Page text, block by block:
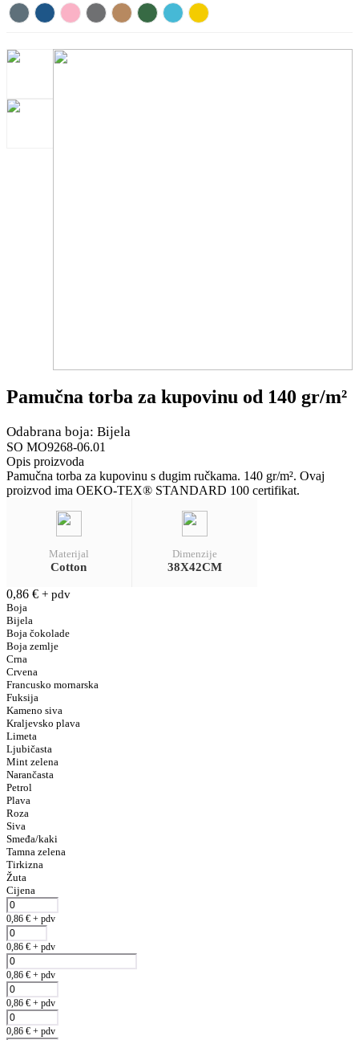
Pamučna torba za kupovinu od 140 gr/m²
Odabrana boja: Bijela
SO MO9268-06.01
Opis proizvoda
Pamučna torba za kupovinu s dugim ručkama. 140 gr/m². Ovaj
proizvod ima OEKO-TEX® STANDARD 100 certifikat.
Materijal
Cotton
Dimenzije
38X42CM
0,86 € + pdv
Boja
Bijela
Boja čokolade
Boja zemlje
Crna
Crvena
Francusko mornarska
Fuksija
Kameno siva
Kraljevsko plava
Limeta
Ljubičasta
Mint zelena
Narančasta
Petrol
Plava
Roza
Siva
Smeđa/kaki
Tamna zelena
Tirkizna
Žuta
Cijena
0,86 € + pdv
0,86 € + pdv
0,86 € + pdv
0,86 € + pdv
0,86 € + pdv